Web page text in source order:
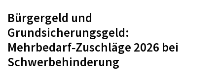
Bürgergeld und
Grundsicherungsgeld:
Mehrbedarf‑Zuschläge 2026 bei
Schwerbehinderung